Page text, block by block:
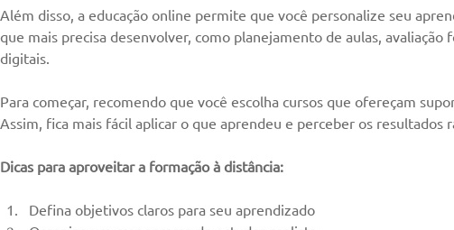
Além disso, a educação online permite que você personalize seu
que mais precisa desenvolver, como planejamento de aulas,
digitais.
Para começar, recomendo que você escolha cursos que ofereçam
Assim, fica mais fácil aplicar o que aprendeu e perceber os resultados
Dicas para aproveitar a formação à distância:
Defina objetivos claros para seu aprendizado